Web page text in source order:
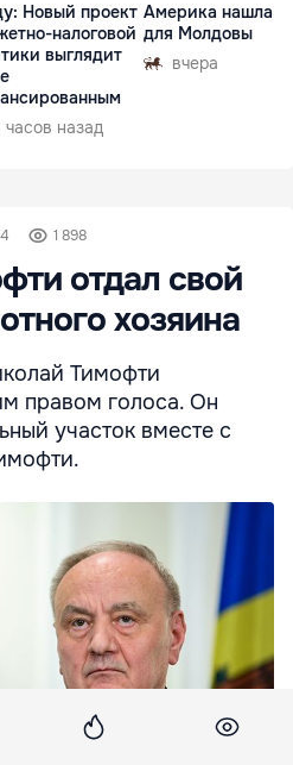
Новый проект
налоговой
выглядит
часов назад
Америка нашла
для Молдовы
вчера
1 898
отдал свой
хозяина
Тимофти
правом голоса. Он
участок вместе с